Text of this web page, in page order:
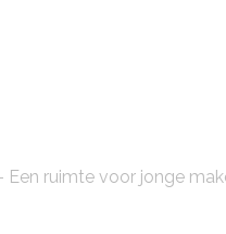
Een ruimte voor jonge